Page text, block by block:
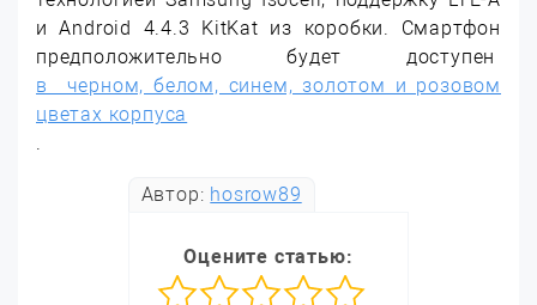
и Android 4.4.3 KitKat из коробки. Смартфон
предположительно будет доступен
в черном, белом, синем, золотом и розовом
цветах корпуса
.
Автор: hosrow89
Оцените статью: